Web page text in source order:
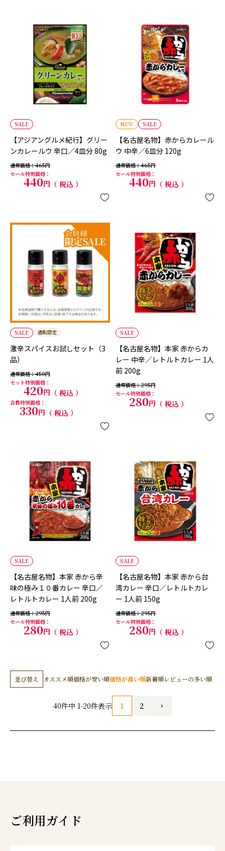
SALE
【アジアングルメ紀行】グリー
ンカレールウ 辛口／4皿分 80g
通常価格
465
セール特別価格
440 税込
NEW SALE
【名古屋名物】赤からカレール
ウ 中辛／6皿分 120g
通常価格
465
セール特別価格
440 税込
SALE 通販限定
激辛スパイスお試しセット（3
品）
通常価格
450
セット特別価格
420 税込
会員特別価格
330 税込
SALE
【名古屋名物】本家 赤からカ
レー 中辛／レトルトカレー 1人
前 200g
通常価格
295
セール特別価格
280 税込
SALE
【名古屋名物】本家 赤から辛
味の極み１０番カレー 辛口／
レトルトカレー 1人前 200g
通常価格
295
セール特別価格
280 税込
SALE
【名古屋名物】本家 赤から台
湾カレー 辛口／レトルトカレ
ー 1人前 150g
通常価格
295
セール特別価格
280 税込
並び替え オススメ順価格が安い順価格が高い順新着順レビューの多い順
40件中 1-20件表示 1 2
ご利用ガイド